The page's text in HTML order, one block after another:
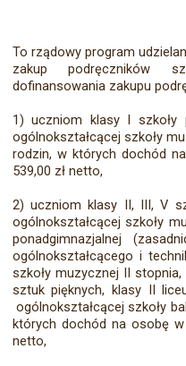
To rządowy program
zakup podręczników
dofinansowania zakupu
1) uczniom klasy I
ogólnokształcącej szkoły
rodzin, w których dochód
539,00 zł netto,
2) uczniom klasy II, III, V
ogólnokształcącej szkoły
ponadgimnazjalnej
ogólnokształcącego i
szkoły muzycznej II
sztuk pięknych, klasy II
ogólnokształcącej szkoły
których dochód na osobę
netto,